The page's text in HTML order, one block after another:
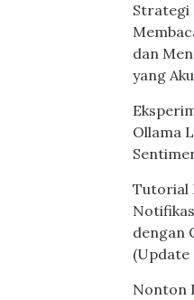
Strategi
dan
yang
Ollama
Tutorial
dengan
(Update
Nonton